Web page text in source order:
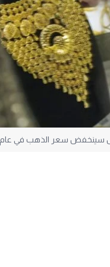
سينخفض سعر الذهب في عام 2026